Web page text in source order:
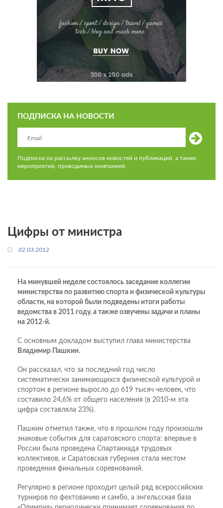
ПОДПИСКА НА НОВОСТИ
Подписка на рассылку анонсов новостей и публикаций, а также
мероприятий, проводимых компанией.
Цифры от министра
02.03.2012
На минувшей неделе состоялось заседание коллегии
министерства по развитию спорта и физической культуры
области, на которой были подведены итоги работы
ведомства в 2011 году, а также озвучены задачи и планы
на 2012-й.
С основным докладом выступил глава министерства
Владимир Пашкин.
Он рассказал, что за последний год число
систематически занимающихся физической культурой и
спортом в регионе выросло до 619 тысяч человек, что
составило 24,6% от общего населения (в 2010-м эта
цифра составляла 23%).
Пашкин отметил также, что в прошлом году произошли
знаковые события для саратовского спорта: впервые в
России была проведена Спартакиада трудовых
коллективов, и Саратовская губерния стала местом
проведения финальных соревнований.
Регулярно в регионе проходит целый ряд всероссийских
турниров по фехтованию и самбо, а энгельсская база